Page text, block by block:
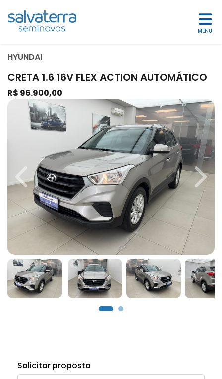
MENU
HYUNDAI
CRETA 1.6 16V FLEX ACTION AUTOMÁTICO
R$ 96.900,00
Previous Next
Solicitar proposta